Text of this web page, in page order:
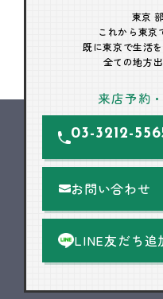
東京
これから東京
既に東京で生活
全ての地方
来店予約
03-3212-
お問い合わせ
LINE友だち追